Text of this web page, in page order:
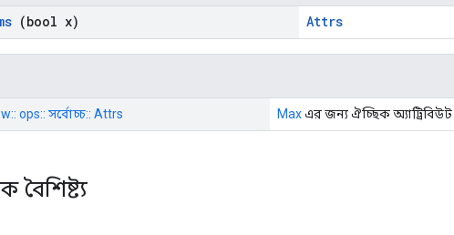
(bool x) Attrs
ops:: সর্বোচ্চ:: Attrs Maxএর জন্য ঐচ্ছিক অ্যাট্রিবিউট
বৈশিষ্ট্য